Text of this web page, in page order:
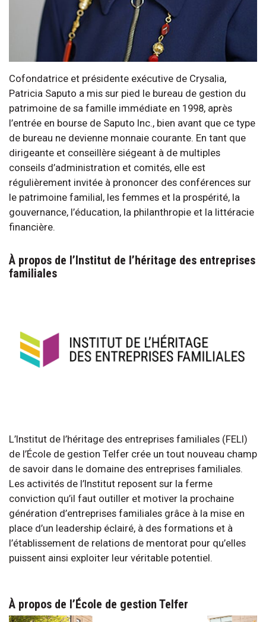
Cofondatrice et présidente exécutive de Crysalia,
Patricia Saputo a mis sur pied le bureau de gestion du
patrimoine de sa famille immédiate en 1998, après
l’entrée en bourse de Saputo Inc., bien avant que ce type
de bureau ne devienne monnaie courante. En tant que
dirigeante et conseillère siégeant à de multiples
conseils d’administration et comités, elle est
régulièrement invitée à prononcer des conférences sur
le patrimoine familial, les femmes et la prospérité, la
gouvernance, l’éducation, la philanthropie et la littéracie
financière.
À propos de l’Institut de l’héritage des entreprises
familiales
L’Institut de l’héritage des entreprises familiales (FELI)
de l’École de gestion Telfer crée un tout nouveau champ
de savoir dans le domaine des entreprises familiales.
Les activités de l’Institut reposent sur la ferme
conviction qu’il faut outiller et motiver la prochaine
génération d’entreprises familiales grâce à la mise en
place d’un leadership éclairé, à des formations et à
l’établissement de relations de mentorat pour qu’elles
puissent ainsi exploiter leur véritable potentiel.
À propos de l’École de gestion Telfer